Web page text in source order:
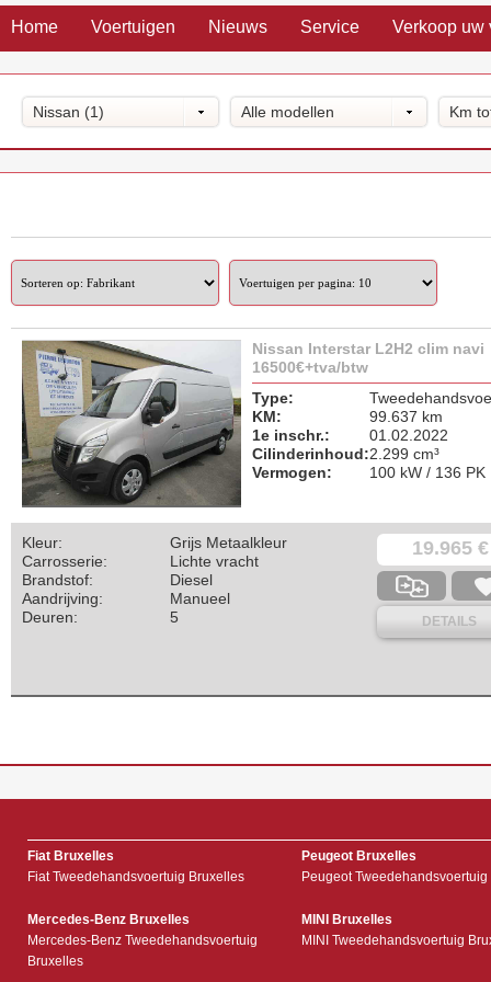
Home Voertuigen Nieuws Service Verkoop uw
Nissan (1) Alle modellen Km
Nissan Interstar L2H2 clim navi
16500€+tva/btw
Type:
KM:
99.637 km
1e inschr.:
01.02.2022
Cilinderinhoud:2.299 cm³
Vermogen:
100 kW / 136 PK
19.965 €
DETAILS
Kleur:
Grijs Metaalkleur
Carrosserie:
Lichte vracht
Brandstof:
Diesel
Aandrijving:
Manueel
Deuren:
5
Fiat Bruxelles
Fiat Tweedehandsvoertuig Bruxelles
Peugeot Bruxelles
Peugeot
Mercedes-Benz Bruxelles
Mercedes-Benz Tweedehandsvoertuig
Bruxelles
MINI Bruxelles
MINI Tweedehandsvoertuig